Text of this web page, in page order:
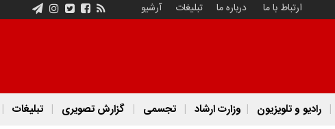
ارتباط با ما درباره ما تبلیغات آرشیو
رادیو و تلویزیون وزارت ارشاد تجسمی گزارش تصویری تبلیغات